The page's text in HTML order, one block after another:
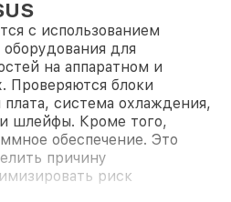
с использованием
для
на аппаратном и
Проверяются блоки
система охлаждения,
шлейфы. Кроме того,
обеспечение. Это
причину
риск